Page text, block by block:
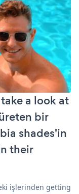
a look at
bir
shades'in
their
işlerinden getting